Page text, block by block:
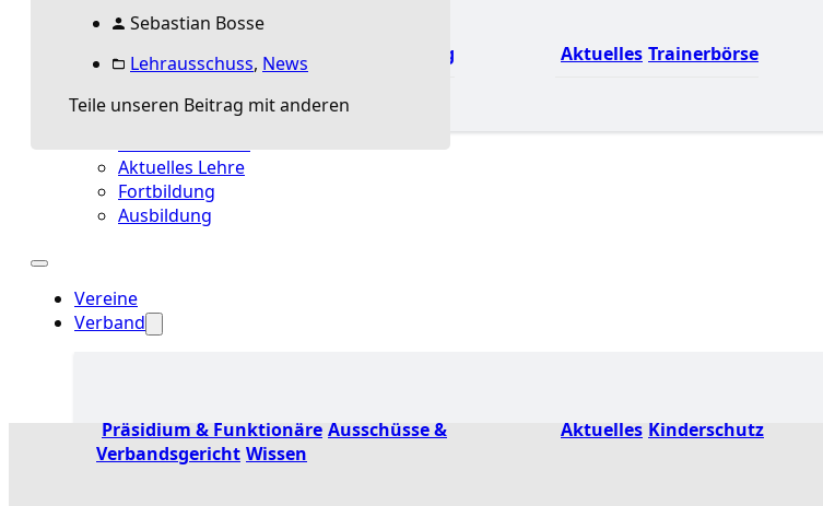
Lehre Übersicht Fortbildung Ausbildung Aktuelles Trainerbörse
Aktuelles Lehre
Fortbildung
Ausbildung
Vereine
Verband
Präsidium & Funktionäre Ausschüsse &
Verbandsgericht Wissen
Aktuelles Kinderschutz
Sebastian Bosse
Lehrausschuss, News
Teile unseren Beitrag mit anderen